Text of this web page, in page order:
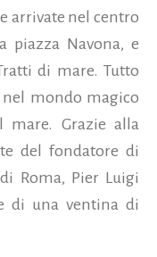
arrivate nel centro
piazza Navona, e
di mare. Tutto
mondo magico
Grazie alla
del fondatore di
Roma, Pier Luigi
di una ventina di